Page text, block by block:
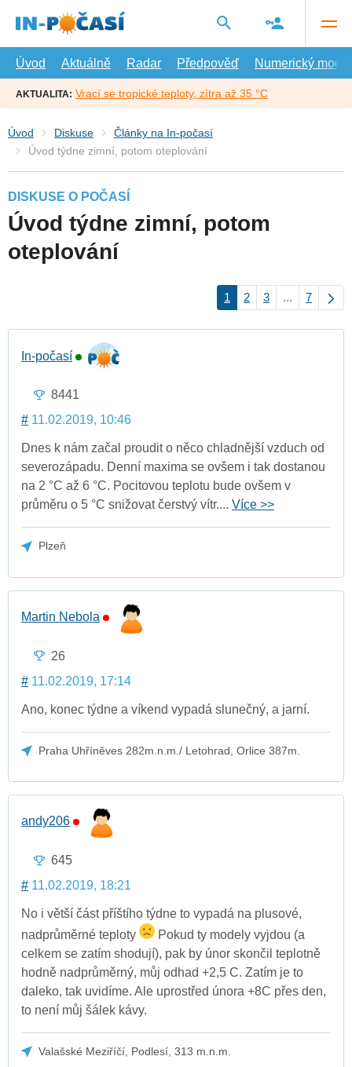
hlavní
Úvod
Aktuálně Radar Předpověď Numerický model
AKTUALITA: Vrací se tropické teploty, zítra až 35 °C
Úvod Diskuse
Články na In-počasí
Úvod týdne zimní, potom oteplování
DISKUSE O POČASÍ
Úvod týdne zimní, potom
oteplování
1 2 3 ... 7
In-počasí
8441
# 11.02.2019, 10:46
Dnes k nám začal proudit o něco chladnější vzduch od
severozápadu. Denní maxima se ovšem i tak dostanou
na 2 °C až 6 °C. Pocitovou teplotu bude ovšem v
průměru o 5 °C snižovat čerstvý vítr.... Více >>
Plzeň
Martin Nebola
26
# 11.02.2019, 17:14
Ano, konec týdne a víkend vypadá slunečný, a jarní.
Praha Uhříněves 282m.n.m./ Letohrad, Orlice 387m.
andy206
645
# 11.02.2019, 18:21
No i větší část příštího týdne to vypadá na plusové,
nadprůměrné teploty
Pokud ty modely vyjdou (a
celkem se zatím shodují), pak by únor skončil teplotně
hodně nadprůměrný, můj odhad +2,5 C. Zatím je to
daleko, tak uvidíme. Ale uprostřed února +8C přes den,
to není můj šálek kávy.
Valašské Meziříčí, Podlesí, 313 m.n.m.